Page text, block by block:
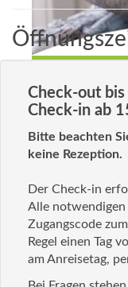
Check-out
Check-in ab
Bitte beachten
keine Rezeption.
Der Check-in
Alle
Zugangscode
Regel einen Tag
am Anreisetag,